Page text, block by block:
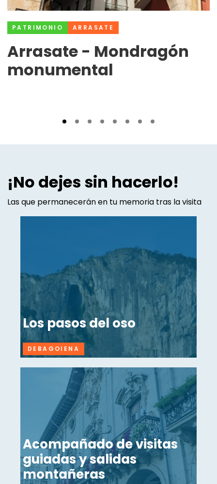
PATRIMONIO ARRASATE
Arrasate - Mondragón
monumental
¡No dejes sin hacerlo!
Las que permanecerán en tu memoria tras la visita
Los pasos del oso
DEBAGOIENA
Acompañado de visitas
guiadas y salidas
montañeras